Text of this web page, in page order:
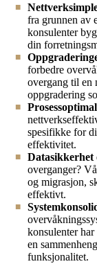
fra grunnen av
konsulenter
din
forbedre
overgang til en
oppgradering
spesifikke for
effektivitet.
Datasikkerhet
overganger?
og migrasjon,
effektivt.
konsulenter
en
funksjonalitet.